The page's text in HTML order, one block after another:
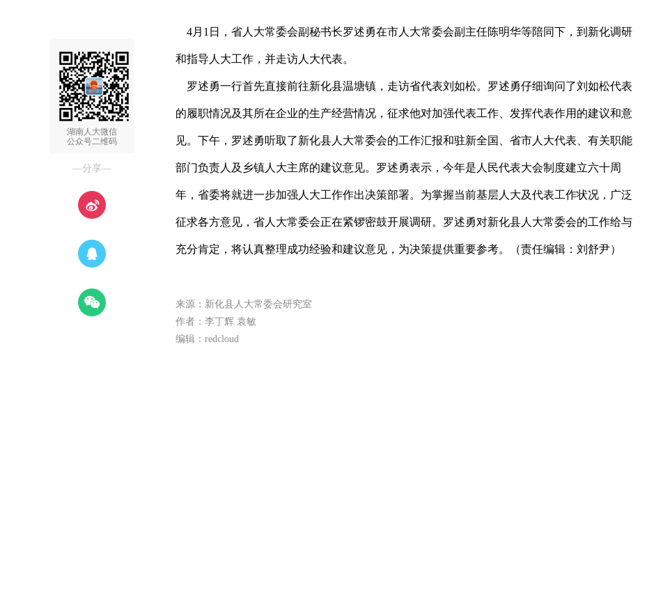
湖南人大微信
公众号二维码
—分享—
4月1日，省人大常委会副秘书长罗述勇在市人大常委会副主任陈明华等陪同下，到新化调研
和指导人大工作，并走访人大代表。
罗述勇一行首先直接前往新化县温塘镇，走访省代表刘如松。罗述勇仔细询问了刘如松代表
的履职情况及其所在企业的生产经营情况，征求他对加强代表工作、发挥代表作用的建议和意
见。下午，罗述勇听取了新化县人大常委会的工作汇报和驻新全国、省市人大代表、有关职能
部门负责人及乡镇人大主席的建议意见。罗述勇表示，今年是人民代表大会制度建立六十周
年，省委将就进一步加强人大工作作出决策部署。为掌握当前基层人大及代表工作状况，广泛
征求各方意见，省人大常委会正在紧锣密鼓开展调研。罗述勇对新化县人大常委会的工作给与
充分肯定，将认真整理成功经验和建议意见，为决策提供重要参考。（责任编辑：刘舒尹）
来源：新化县人大常委会研究室
作者：李丁辉 袁敏
编辑：redcloud